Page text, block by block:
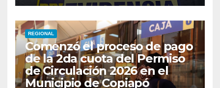
REGIONAL
Comenzó el proceso de pago
de la 2da cuota del Permiso
de Circulación 2026 en el
Municipio de Copiapó